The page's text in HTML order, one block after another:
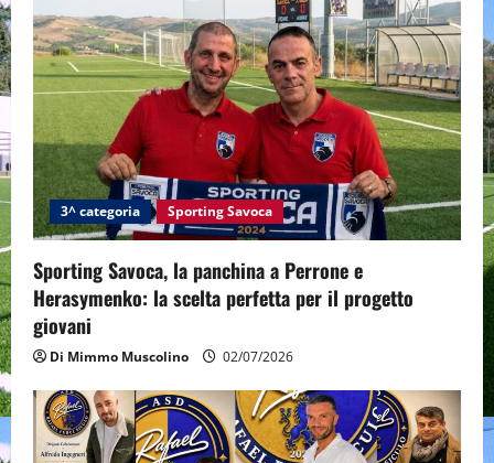
3^ categoria Sporting Savoca
Sporting Savoca, la panchina a Perrone e
Herasymenko: la scelta perfetta per il progetto
giovani
Di Mimmo Muscolino 02/07/2026